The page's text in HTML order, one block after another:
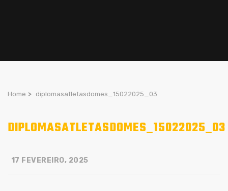
Home > diplomasatletasdomes_15022025_03
DIPLOMASATLETASDOMES_15022025_03
17 FEVEREIRO, 2025